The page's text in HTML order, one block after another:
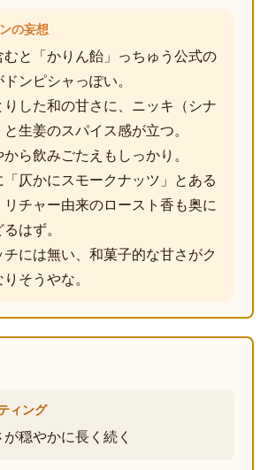
の妄想
むと「かりん飴」っちゅう公式の
ンピシャっぽい。
りした和の甘さに、ニッキ（シナ
と生姜のスパイス感が立つ。
ら飲みごたえもしっかり。
「仄かにスモークナッツ」とある
リチャー由来のロースト香も奥に
はず。
チには無い、和菓子的な甘さがク
そうやな。
ィング
穏やかに長く続く